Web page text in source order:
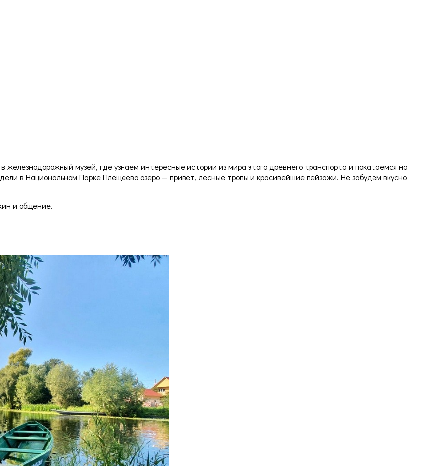
железнодорожный музей, где узнаем интересные истории из мира этого древнего транспорта и покатаемся на
в Национальном Парке Плещеево озеро — привет, лесные тропы и красивейшие пейзажи. Не забудем вкусно
и общение.